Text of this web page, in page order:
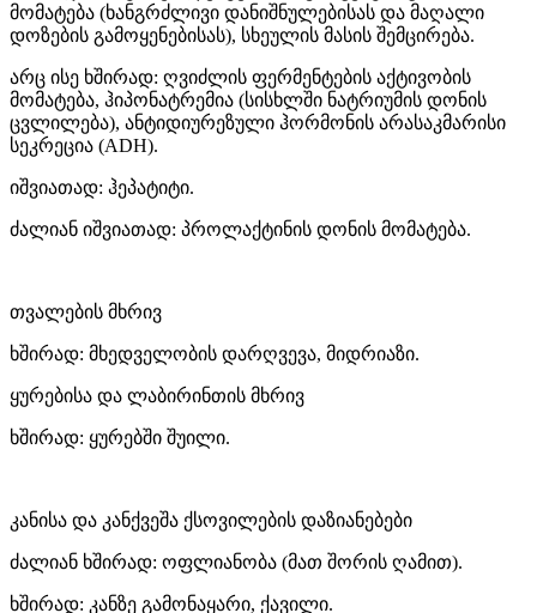
მომატება (ხანგრძლივი დანიშნულებისას და მაღალი
დოზების გამოყენებისას), სხეულის მასის შემცირება.
არც ისე ხშირად: ღვიძლის ფერმენტების აქტივობის
მომატება, ჰიპონატრემია (სისხლში ნატრიუმის დონის
ცვლილება), ანტიდიურეზული ჰორმონის არასაკმარისი
სეკრეცია (ADH).
იშვიათად: ჰეპატიტი.
ძალიან იშვიათად: პროლაქტინის დონის მომატება.
თვალების მხრივ
ხშირად: მხედველობის დარღვევა, მიდრიაზი.
ყურებისა და ლაბირინთის მხრივ
ხშირად: ყურებში შუილი.
კანისა და კანქვეშა ქსოვილების დაზიანებები
ძალიან ხშირად: ოფლიანობა (მათ შორის ღამით).
ხშირად: კანზე გამონაყარი, ქავილი.